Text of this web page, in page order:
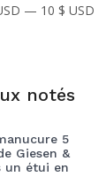
— 10 $ USD
notés
5
Giesen &
un étui en